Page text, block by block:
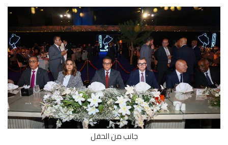
جانب من الحفل